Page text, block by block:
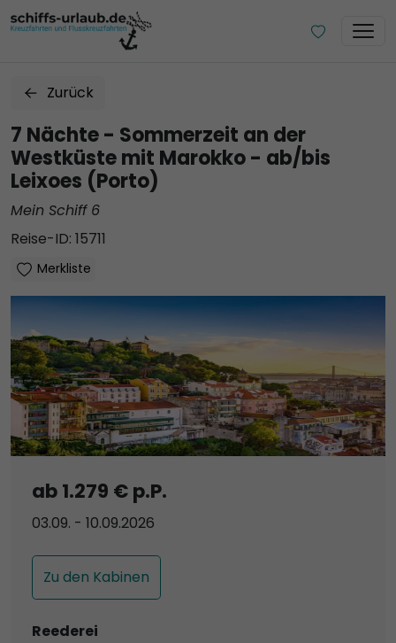
Zurück
7 Nächte - Sommerzeit an der
Westküste mit Marokko - ab/bis
Leixoes (Porto)
Mein Schiff 6
Reise-ID: 15711
Merkliste
ab 1.279 € p.P.
03.09. - 10.09.2026
Zu den Kabinen
Reederei